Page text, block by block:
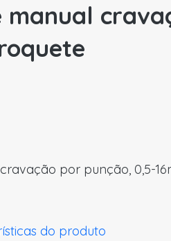
manual
por punção, 0,5-
do produto